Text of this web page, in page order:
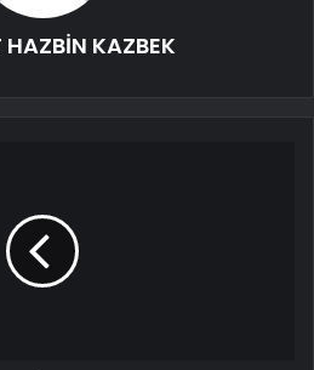
HAZBİN KAZBEK